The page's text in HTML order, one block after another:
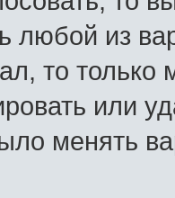
любой из
то
или
менять